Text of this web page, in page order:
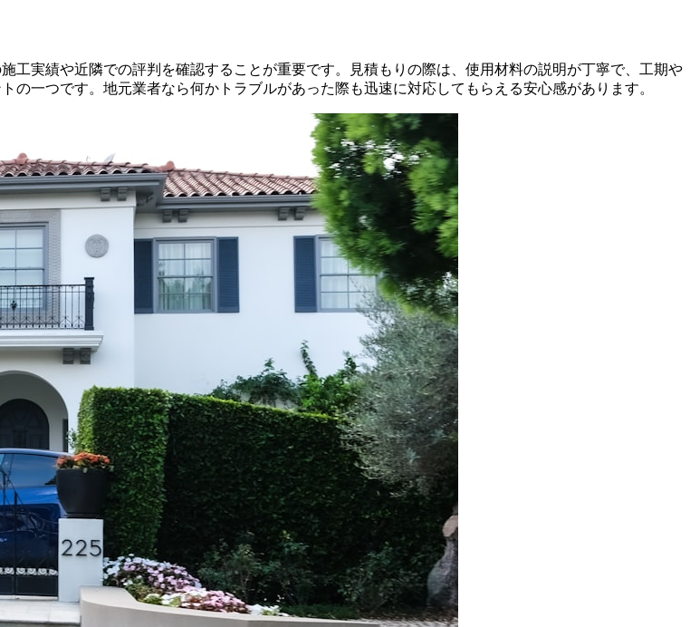
工実績や近隣での評判を確認することが重要です。見積もりの際は、使用材料の説明が丁寧で、工期や
一つです。地元業者なら何かトラブルがあった際も迅速に対応してもらえる安心感があります。